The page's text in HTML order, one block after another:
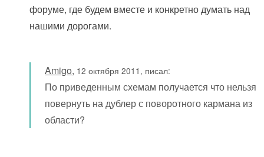
форуме, где будем вместе и конкретно думать над
нашими дорогами.
Amigo, 12 октября 2011, писал:
По приведенным схемам получается что нельзя
повернуть на дублер с поворотного кармана из
области?